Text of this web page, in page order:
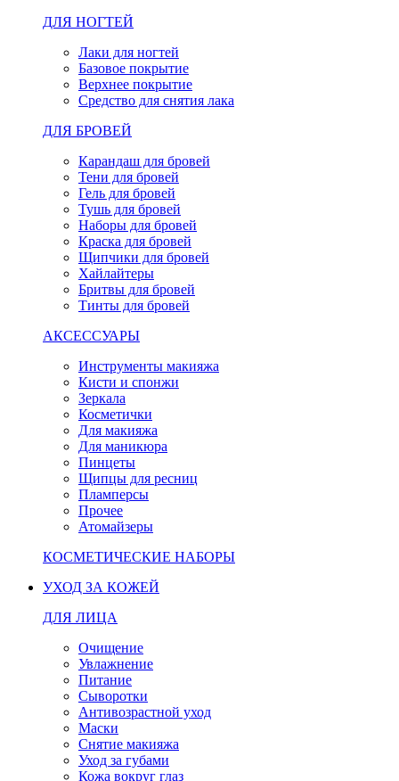
ДЛЯ НОГТЕЙ
Лаки для ногтей
Базовое покрытие
Верхнее покрытие
Средство для снятия лака
ДЛЯ БРОВЕЙ
Карандаш для бровей
Тени для бровей
Гель для бровей
Тушь для бровей
Наборы для бровей
Краска для бровей
Щипчики для бровей
Хайлайтеры
Бритвы для бровей
Тинты для бровей
АКСЕССУАРЫ
Инструменты макияжа
Кисти и спонжи
Зеркала
Косметички
Для макияжа
Для маникюра
Пинцеты
Щипцы для ресниц
Пламперсы
Прочее
Атомайзеры
КОСМЕТИЧЕСКИЕ НАБОРЫ
УХОД ЗА КОЖЕЙ
ДЛЯ ЛИЦА
Очищение
Увлажнение
Питание
Сыворотки
Антивозрастной уход
Маски
Снятие макияжа
Уход за губами
Кожа вокруг глаз